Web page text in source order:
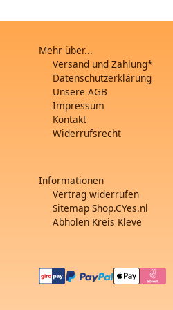
Mehr über...
Versand und Zahlung*
Datenschutzerklärung
Unsere AGB
Impressum
Kontakt
Widerrufsrecht
Informationen
Vertrag widerrufen
Sitemap Shop.CYes.nl
Abholen Kreis Kleve